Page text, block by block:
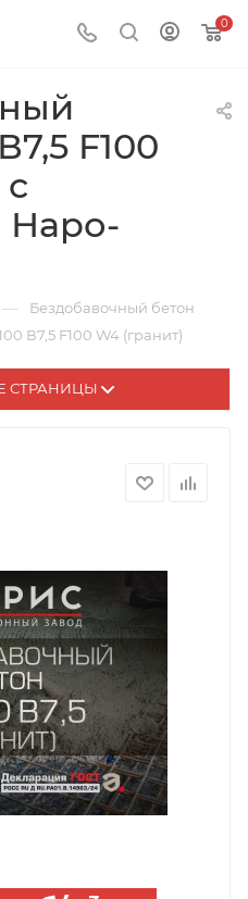
0
F100
Наро-
— Бездобавочный бетон
В7,5 F100 W4 (гранит)
СТРАНИЦЫ